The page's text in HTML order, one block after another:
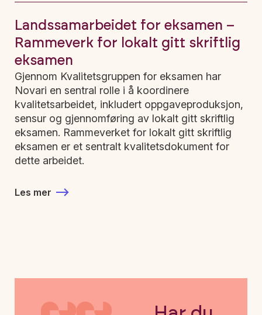
Landssamarbeidet for eksamen –
Rammeverk for lokalt gitt skriftlig
eksamen
Gjennom Kvalitetsgruppen for eksamen har
Novari en sentral rolle i å koordinere
kvalitetsarbeidet, inkludert oppgaveproduksjon,
sensur og gjennomføring av lokalt gitt skriftlig
eksamen. Rammeverket for lokalt gitt skriftlig
eksamen er et sentralt kvalitetsdokument for
dette arbeidet.
Les mer